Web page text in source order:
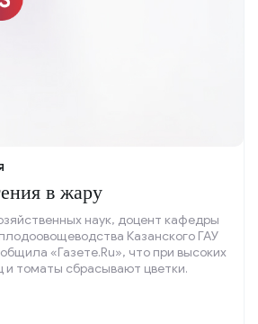
в жару
наук, доцент кафедры
Казанского ГАУ
«Газете.Ru», что при высоких
и томаты сбрасывают цветки.